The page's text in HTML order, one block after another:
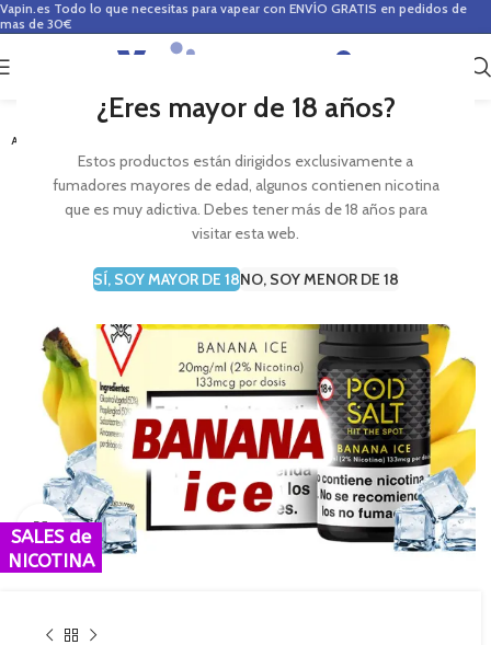
¿Eres mayor de 18 años?
Estos productos están dirigidos exclusivamente a
fumadores mayores de edad, algunos contienen nicotina
que es muy adictiva. Debes tener más de 18 años para
visitar esta web.
SÍ, SOY MAYOR DE 18NO, SOY MENOR DE 18
Vapin.es Todo lo que necesitas para vapear con ENVÍO GRATIS en pedidos de
mas de 30€
0
AGOTADO
Haga Click para agrandar
SALES de
NICOTINA